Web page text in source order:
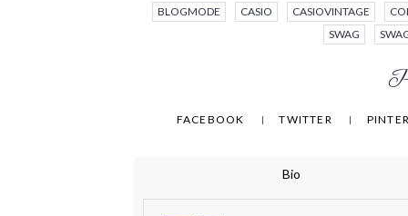
BLOGMODE CASIO CASIOVINTAGE
SWAG
FACEBOOK TWITTER
Bio